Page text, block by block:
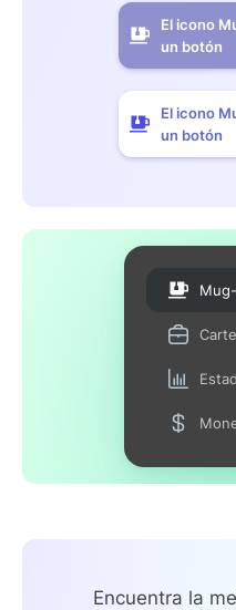
El icono
un botón
El icono
un botón
Encuentra la